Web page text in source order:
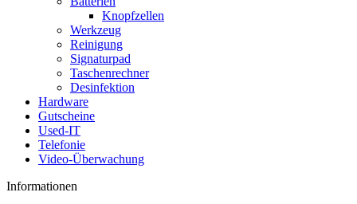
Knopfzellen
Werkzeug
Reinigung
Signaturpad
Taschenrechner
Desinfektion
Hardware
Gutscheine
Used-IT
Telefonie
Video-Überwachung
Informationen